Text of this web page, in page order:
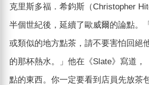
克里斯多福．希鈞斯（Christopher
半個世紀後，延續了歐威爾的論點。
或類似的地方點茶，請不要害怕回絕
的那杯熱水。」他在《Slate》寫道，
點的東西。你一定要看到店員先放茶